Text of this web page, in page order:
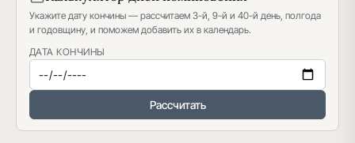
Укажите дату кончины — рассчитаем 3-й, 9-й и 40-й день, полгода
и годовщину, и поможем добавить их в календарь.
ДАТА КОНЧИНЫ
Рассчитать